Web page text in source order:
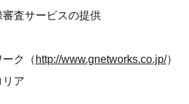
査サービスの提供
ク（http://www.gnetworks.co.jp/）
ア